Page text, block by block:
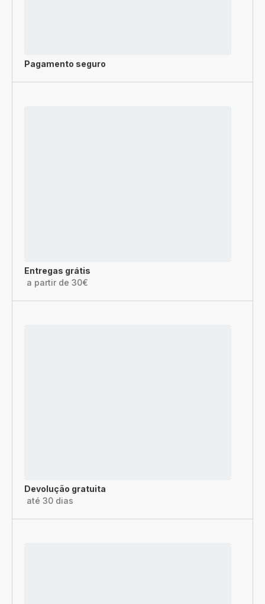
Pagamento seguro
Entregas grátis
a partir de 30€
Devolução gratuita
até 30 dias